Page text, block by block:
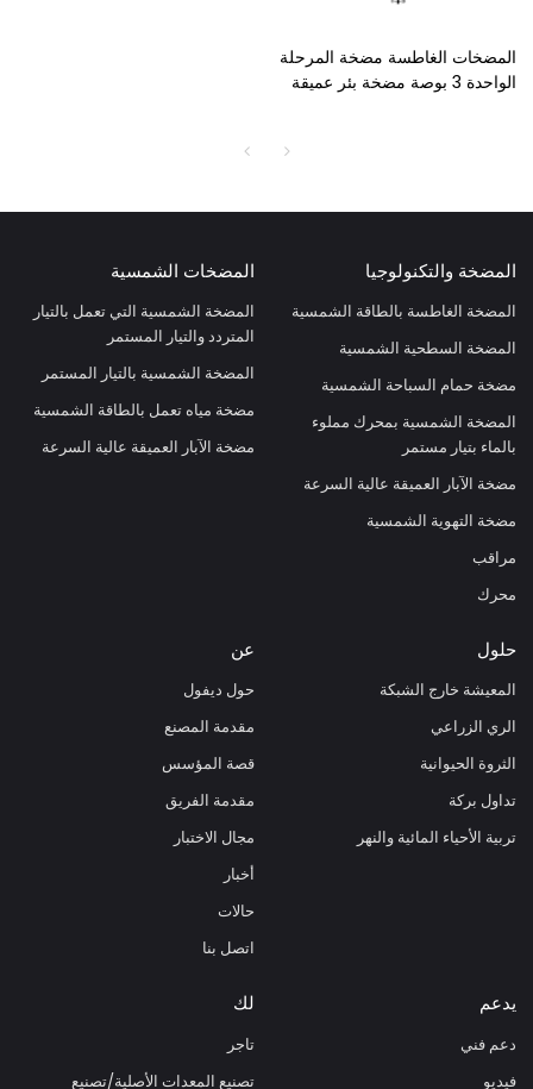
المضخات الغاطسة مضخة المرحلة
الواحدة 3 بوصة مضخة بئر عميقة
المضخة والتكنولوجيا
المضخة الغاطسة بالطاقة الشمسية
المضخة السطحية الشمسية
مضخة حمام السباحة الشمسية
المضخة الشمسية بمحرك مملوء
بالماء بتيار مستمر
مضخة الآبار العميقة عالية السرعة
مضخة التهوية الشمسية
مراقب
محرك
المضخات الشمسية
المضخة الشمسية التي تعمل بالتيار
المتردد والتيار المستمر
المضخة الشمسية بالتيار المستمر
مضخة مياه تعمل بالطاقة الشمسية
مضخة الآبار العميقة عالية السرعة
حلول
المعيشة خارج الشبكة
الري الزراعي
الثروة الحيوانية
تداول بركة
تربية الأحياء المائية والنهر
عن
حول ديفول
مقدمة المصنع
قصة المؤسس
مقدمة الفريق
مجال الاختبار
أخبار
حالات
اتصل بنا
يدعم
دعم فني
فيديو
لك
تاجر
تصنيع المعدات الأصلية/تصنيع